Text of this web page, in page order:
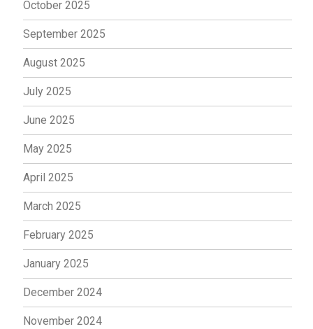
October 2025
September 2025
August 2025
July 2025
June 2025
May 2025
April 2025
March 2025
February 2025
January 2025
December 2024
November 2024